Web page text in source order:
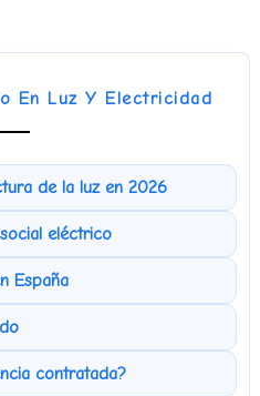
En Luz Y Electricidad
de la luz en 2026
eléctrico
España
contratada?